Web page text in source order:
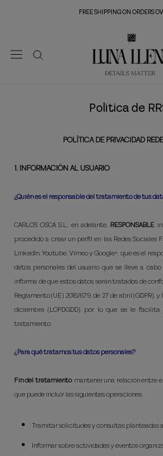
FREE SHIPPING ON ORDERS
Política de
POLÍTICA DE PRIVACIDAD
1. INFORMACIÓN AL USUARIO
¿Quién es el responsable del tratamiento de tus
CARLOS OSCA S.L., en adelante, RESPONSABLE,
procedido a crear un perfil en las Redes Sociales
LinkedIn, Youtube, Vimeo y Google+, que es el
datos personales del usuario que se lleve a
informa de que estos datos serán tratados de
Reglamento (UE) 2016/679, de 27 de abril (GDPR),
diciembre (LOPDGDD), por lo que se le
tratamiento:
¿Para qué tratamos tus datos personales?
Fin del tratamiento: mantener una relación entre
que puede incluir las siguientes operaciones:
Tramitar solicitudes y consultas planteadas
Informar sobre actividades y eventos